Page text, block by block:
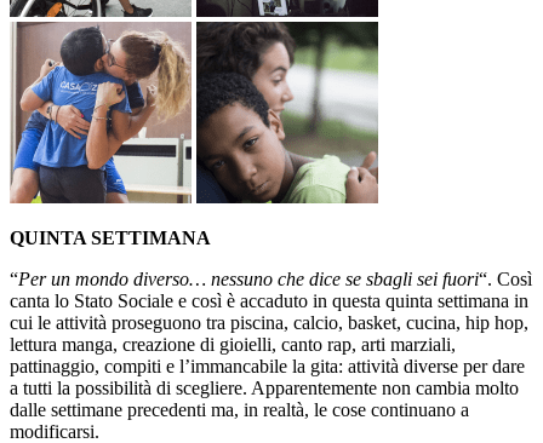
QUINTA SETTIMANA
“Per un mondo diverso… nessuno che dice se sbagli sei fuori“. Così
canta lo Stato Sociale e così è accaduto in questa quinta settimana in
cui le attività proseguono tra piscina, calcio, basket, cucina, hip hop,
lettura manga, creazione di gioielli, canto rap, arti marziali,
pattinaggio, compiti e l’immancabile la gita: attività diverse per dare
a tutti la possibilità di scegliere. Apparentemente non cambia molto
dalle settimane precedenti ma, in realtà, le cose continuano a
modificarsi.